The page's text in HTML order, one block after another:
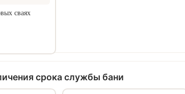
сваях
срока службы бани